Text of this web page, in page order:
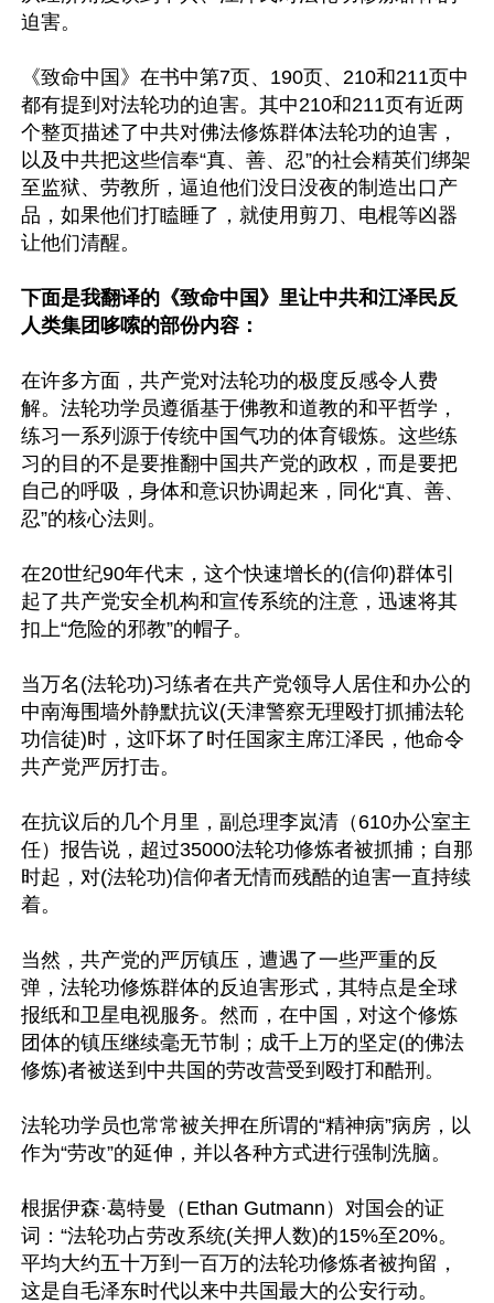
迫害。
《致命中国》在书中第7页、190页、210和211页中
都有提到对法轮功的迫害。其中210和211页有近两
个整页描述了中共对佛法修炼群体法轮功的迫害，
以及中共把这些信奉“真、善、忍”的社会精英们绑架
至监狱、劳教所，逼迫他们没日没夜的制造出口产
品，如果他们打瞌睡了，就使用剪刀、电棍等凶器
让他们清醒。
下面是我翻译的《致命中国》里让中共和江泽民反
人类集团哆嗦的部份内容：
在许多方面，共产党对法轮功的极度反感令人费
解。法轮功学员遵循基于佛教和道教的和平哲学，
练习一系列源于传统中国气功的体育锻炼。这些练
习的目的不是要推翻中国共产党的政权，而是要把
自己的呼吸，身体和意识协调起来，同化“真、善、
忍”的核心法则。
在20世纪90年代末，这个快速增长的(信仰)群体引
起了共产党安全机构和宣传系统的注意，迅速将其
扣上“危险的邪教”的帽子。
当万名(法轮功)习练者在共产党领导人居住和办公的
中南海围墙外静默抗议(天津警察无理殴打抓捕法轮
功信徒)时，这吓坏了时任国家主席江泽民，他命令
共产党严厉打击。
在抗议后的几个月里，副总理李岚清（610办公室主
任）报告说，超过35000法轮功修炼者被抓捕；自那
时起，对(法轮功)信仰者无情而残酷的迫害一直持续
着。
当然，共产党的严厉镇压，遭遇了一些严重的反
弹，法轮功修炼群体的反迫害形式，其特点是全球
报纸和卫星电视服务。然而，在中国，对这个修炼
团体的镇压继续毫无节制；成千上万的坚定(的佛法
修炼)者被送到中共国的劳改营受到殴打和酷刑。
法轮功学员也常常被关押在所谓的“精神病”病房，以
作为“劳改”的延伸，并以各种方式进行强制洗脑。
根据伊森·葛特曼（Ethan Gutmann）对国会的证
词：“法轮功占劳改系统(关押人数)的15%至20%。
平均大约五十万到一百万的法轮功修炼者被拘留，
这是自毛泽东时代以来中共国最大的公安行动。